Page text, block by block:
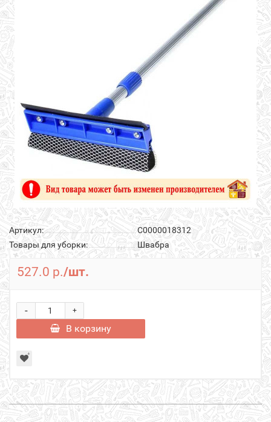
Артикул:
С0000018312
Товары для уборки:
Швабра
527.0 р./шт.
+
-
В корзину